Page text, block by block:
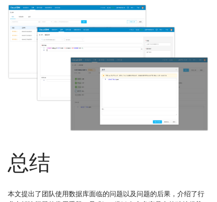
总结
本文提出了团队使用数据库面临的问题以及问题的后果，介绍了行